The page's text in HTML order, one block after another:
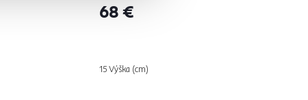
68 €
15 Výška (cm)